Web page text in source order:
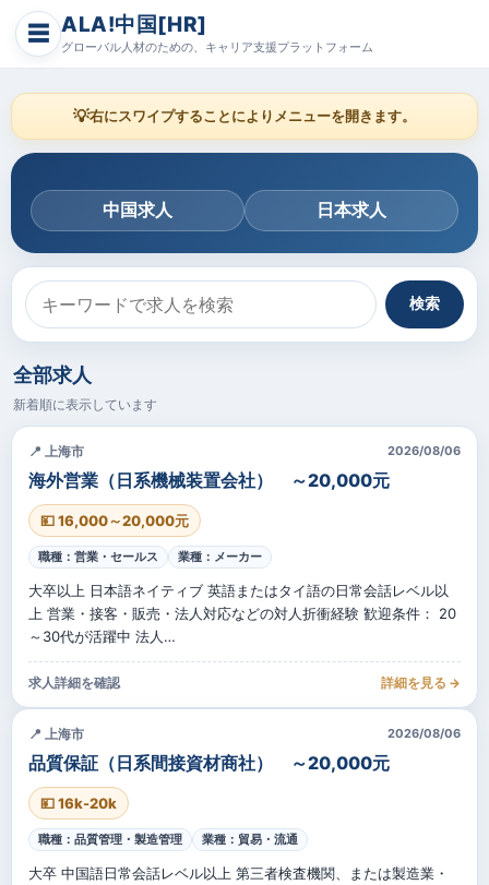
☰ ALA!中国[HR]
グローバル人材のための、キャリア支援プラットフォーム
💡右にスワイプすることによりメニューを開きます。
中国求人 日本求人
検索
全部求人
新着順に表示しています
📍 上海市 2026/08/06
海外営業（日系機械装置会社） ～20,000元
💴 16,000～20,000元
職種：営業・セールス 業種：メーカー
大卒以上 日本語ネイティブ 英語またはタイ語の日常会話レベル以
上 営業・接客・販売・法人対応などの対人折衝経験 歓迎条件： 20
～30代が活躍中 法人…
求人詳細を確認 詳細を見る →
📍 上海市 2026/08/06
品質保証（日系間接資材商社） ～20,000元
💴 16k-20k
職種：品質管理・製造管理 業種：貿易・流通
大卒 中国語日常会話レベル以上 第三者検査機関、または製造業・